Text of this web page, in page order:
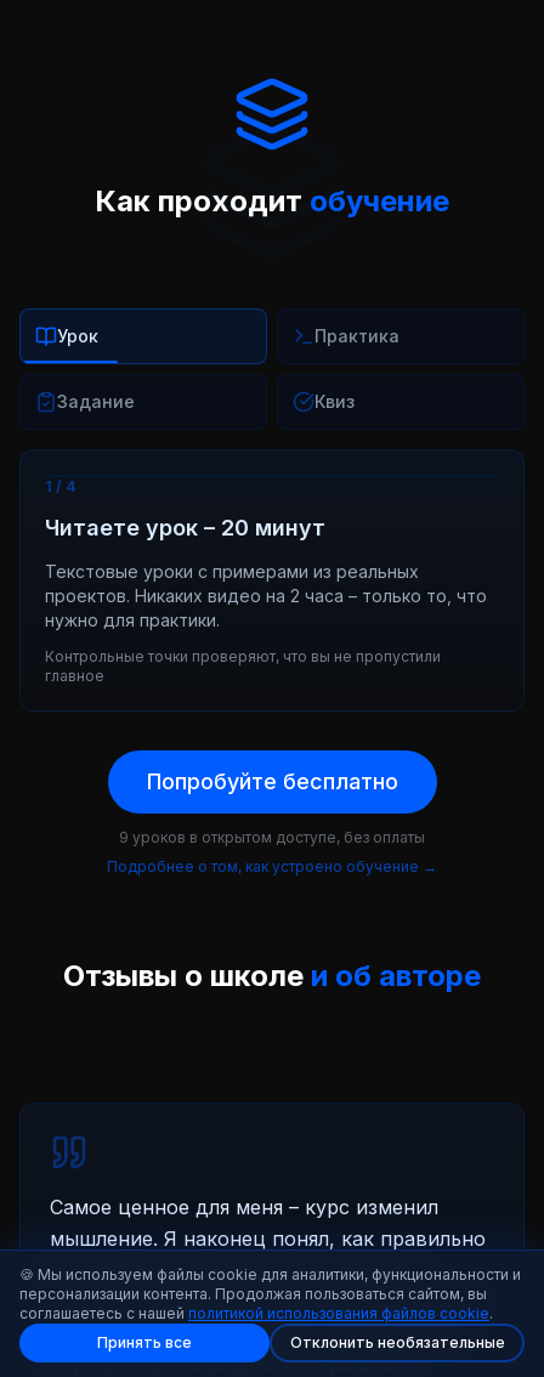
Как проходит обучение
Урок Практика
Задание Квиз
1 / 4
Читаете урок – 20 минут
Текстовые уроки с примерами из реальных
проектов. Никаких видео на 2 часа – только то, что
нужно для практики.
Контрольные точки проверяют, что вы не пропустили
главное
Попробуйте бесплатно
9 уроков в открытом доступе, без оплаты
Подробнее о том, как устроено обучение →
Отзывы о школе и об авторе
Самое ценное для меня – курс изменил
мышление. Я наконец понял, как правильно
выстраивать работу с ИИ: как писать
промпты, где у моделей есть ограничения,
когда им можно доверять, а когда лучше
перепроверить результат. Три дня я
🍪 Мы используем файлы cookie для аналитики, функциональности и
персонализации контента. Продолжая пользоваться сайтом, вы
соглашаетесь с нашей политикой использования файлов cookie.
Принять все
Отклонить необязательные